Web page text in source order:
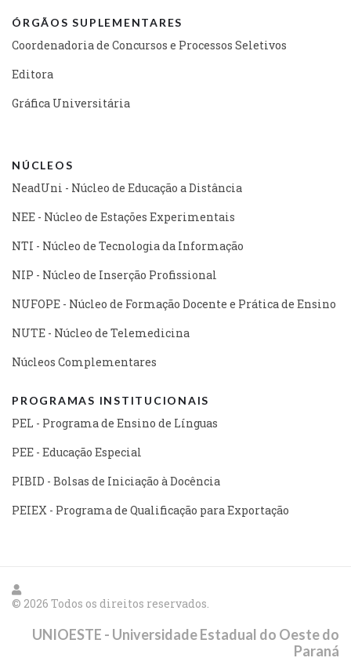
ÓRGÃOS SUPLEMENTARES
Coordenadoria de Concursos e Processos Seletivos
Editora
Gráfica Universitária
NÚCLEOS
NeadUni - Núcleo de Educação a Distância
NEE - Núcleo de Estações Experimentais
NTI - Núcleo de Tecnologia da Informação
NIP - Núcleo de Inserção Profissional
NUFOPE - Núcleo de Formação Docente e Prática de Ensino
NUTE - Núcleo de Telemedicina
Núcleos Complementares
PROGRAMAS INSTITUCIONAIS
PEL - Programa de Ensino de Línguas
PEE - Educação Especial
PIBID - Bolsas de Iniciação à Docência
PEIEX - Programa de Qualificação para Exportação
© 2026 Todos os direitos reservados.
UNIOESTE - Universidade Estadual do Oeste do
Paraná